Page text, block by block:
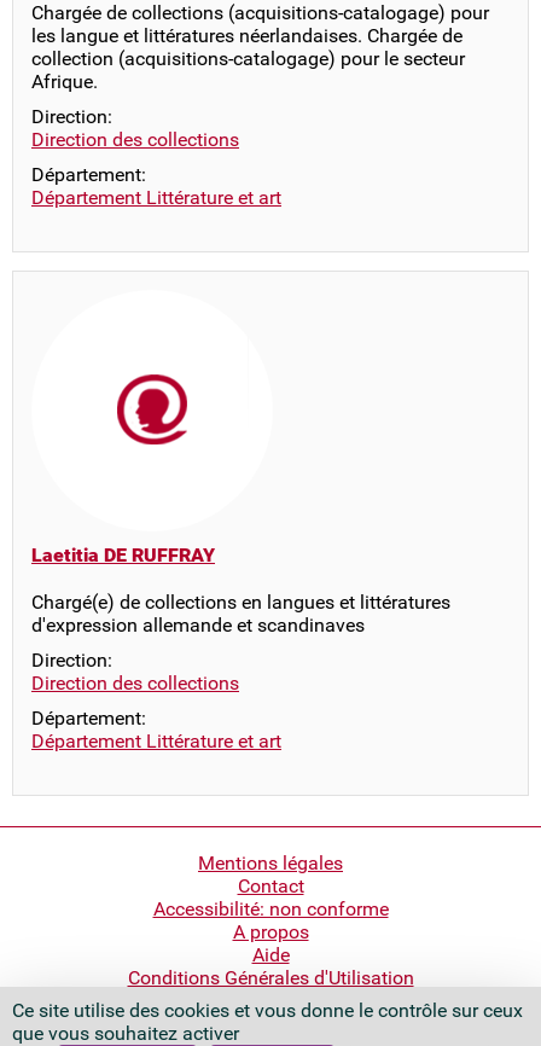
Ce site utilise des cookies et vous donne le contrôle sur ceux
que vous souhaitez activer
Chargée de collections (acquisitions-catalogage) pour
les langue et littératures néerlandaises. Chargée de
collection (acquisitions-catalogage) pour le secteur
Afrique.
Direction:
Direction des collections
Département:
Département Littérature et art
Laetitia DE RUFFRAY
Chargé(e) de collections en langues et littératures
d'expression allemande et scandinaves
Direction:
Direction des collections
Département:
Département Littérature et art
Mentions légales
Contact
Accessibilité: non conforme
A propos
Aide
Conditions Générales d'Utilisation
Bibliothèque nationale de France
Quai François Mauriac